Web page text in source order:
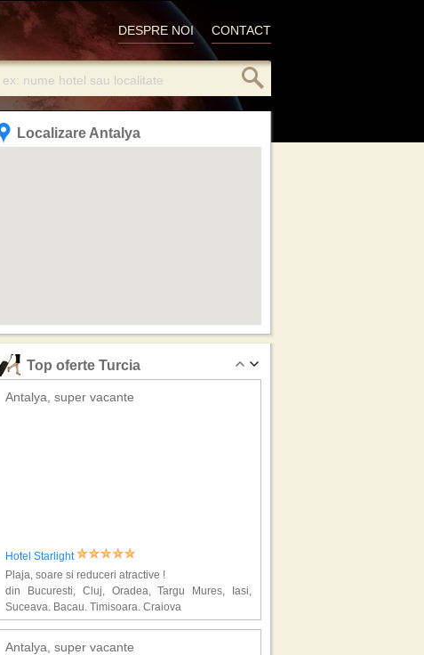
CONTACT
DESPRE NOI
Oferte
Iasi
Oferte
Oradea
Sibiu
Localizare Antalya
Top oferte Turcia
Antalya, super vacante
Hotel Starlight
Plaja, soare si reduceri atractive !
din Bucuresti, Cluj, Oradea, Targu Mures, Iasi,
Suceava, Bacau, Timisoara, Craiova
Antalya, super vacante